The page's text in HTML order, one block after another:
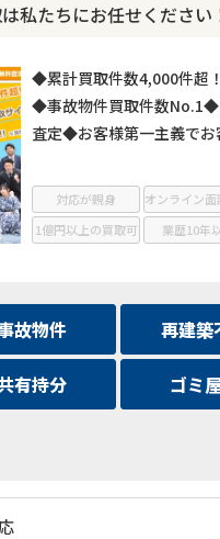
私たちにお任せください
◆累計買取件数4,000件超
◆事故物件買取件数No.1◆
査定◆お客様第一主義で
故物件 再建築
有持分 ゴミ
対応が親身 オンライン面
1億円以上の買取可
業歴10年